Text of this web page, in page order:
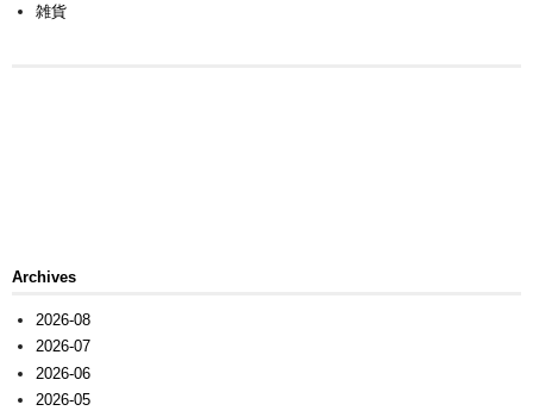
雑貨
Archives
2026-08
2026-07
2026-06
2026-05